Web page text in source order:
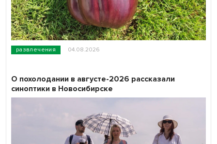
развлечения 04.08.2026
О похолодании в августе-2026 рассказали
синоптики в Новосибирске